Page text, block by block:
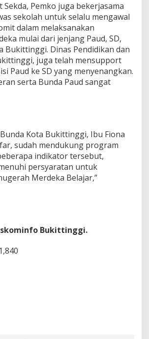
Sekda, Pemko juga bekerjasama
sekolah untuk selalu mengawal
dalam melaksanakan
mulai dari jenjang Paud, SD,
Bukittinggi. Dinas Pendidikan dan
juga telah mensupport
Paud ke SD yang menyenangkan.
serta Bunda Paud sangat
Kota Bukittinggi, Ibu Fiona
sudah mendukung program
indikator tersebut,
persyaratan untuk
Merdeka Belajar,”
Bukittinggi.
1,840